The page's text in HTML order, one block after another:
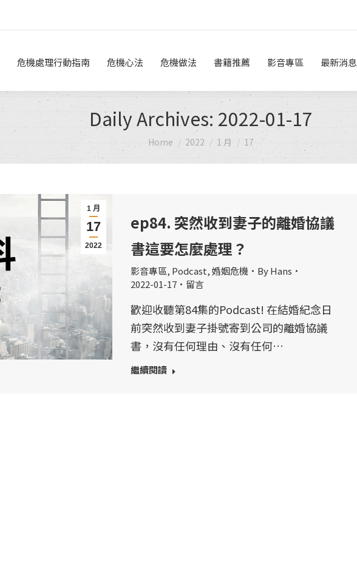
危機處理行動指南 危機心法 危機做法 書籍推薦 影音專區 最新消息
Daily Archives: 2022-01-17
You are here:
Home 2022 1 月 17
1 月
17
2022
ep84. 突然收到妻子的離婚協議
書這要怎麼處理？
影音專區, Podcast,婚姻危機 ByHans
2022-01-17
留言
歡迎收聽第84集的Podcast! 在結婚紀念日
前突然收到妻子掛號寄到公司的離婚協議
書，沒有任何理由、沒有任何…
繼續閱讀